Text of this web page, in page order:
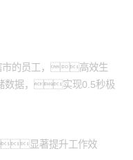
市的员工，高效生
数据，实现0.5秒极
显著提升工作效